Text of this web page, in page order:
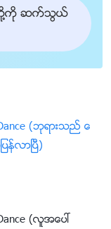
တို႔ကို ဆက္သြယ္
(ဘုရားသည္ ေ
ပန္လာၿပီ)
(လူအေပၚ